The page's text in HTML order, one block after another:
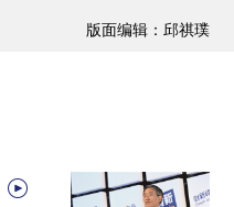
版面编辑：邱祺璞